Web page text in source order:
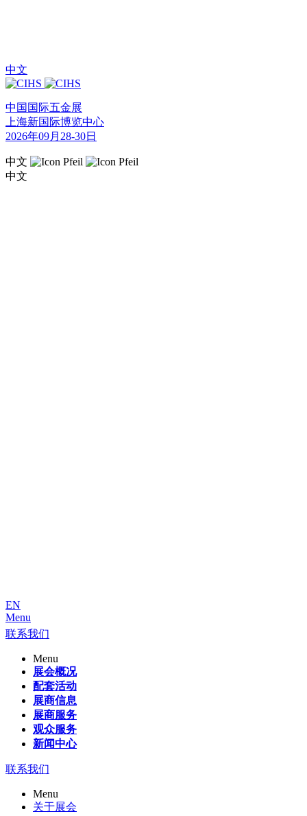
中文
中国国际五金展
上海新国际博览中心
2026年09月28-30日
中文
中文
EN
Menu
联系我们
Menu
展会概况
配套活动
展商信息
展商服务
观众服务
新闻中心
联系我们
Menu
关于展会